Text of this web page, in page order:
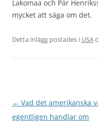
Lakomaa och Pär
mycket att säga om det.
Detta inlägg postades i USA
Inläggsnavigering
← Vad det amerikanska
egentligen handlar om